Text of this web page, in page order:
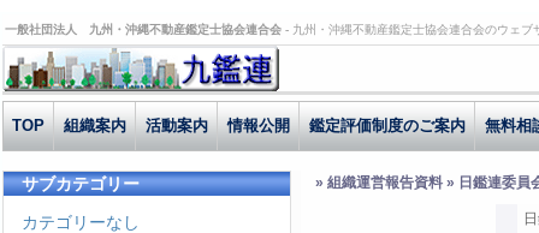
一般社団法人 九州・沖縄不動産鑑定士協会連合会 - 九州・沖縄不動産鑑定士協会連合会のウェ
TOP 組織案内 活動案内 情報公開 鑑定評価制度のご案内 無料相
» 組織運営報告資料 » 日鑑連委員
サブカテゴリー
カテゴリーなし